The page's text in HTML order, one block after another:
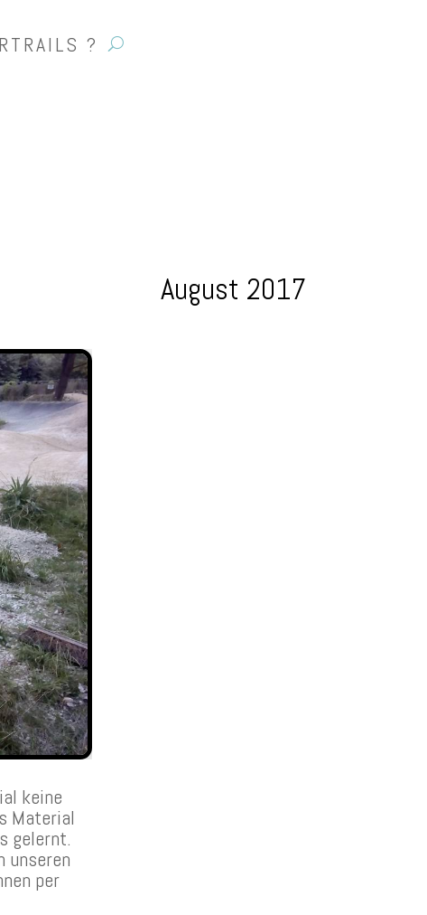
?
August 2017
keine
Material
gelernt.
unseren
per